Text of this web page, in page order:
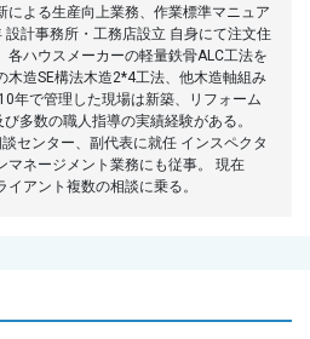
による生産向上業務、作業標準マニュア
計事務所・工務店設立 自身にて注文住
各ハウスメーカーの軽量鉄骨ALC工法を
木造SE構法木造2*4工法、他木造軸組み
年で管理した現場は新築、リフォーム
多数の職人指導の実績経験がある。
センター、副代表に就任 インスペクタ
マネージメント業務にも従事。 現在
アント複数の相談に乗る。